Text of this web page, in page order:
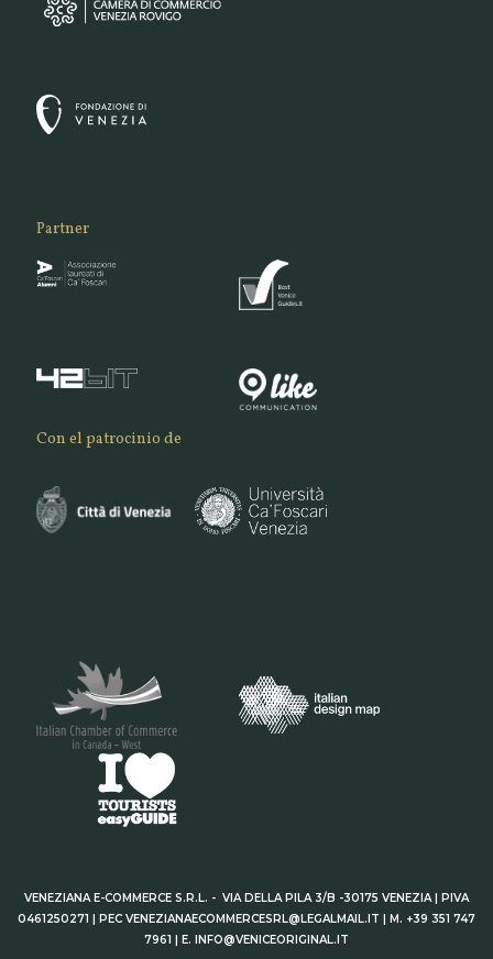
Partner
Con el patrocinio de
VENEZIANA E-COMMERCE S.R.L. - VIA DELLA PILA 3/B -30175 VENEZIA | PIVA
0461250271 | PEC VENEZIANAECOMMERCESRL@LEGALMAIL.IT | M. +39 351 747
7961 | E. INFO@VENICEORIGINAL.IT